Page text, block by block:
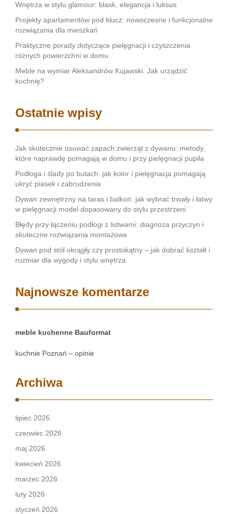
Wnętrza w stylu glamour: blask, elegancja i luksus
Projekty apartamentów pod klucz: nowoczesne i funkcjonalne
rozwiązania dla mieszkań
Praktyczne porady dotyczące pielęgnacji i czyszczenia
różnych powierzchni w domu
Meble na wymiar Aleksandrów Kujawski. Jak urządzić
kuchnię?
Ostatnie wpisy
Jak skutecznie usuwać zapach zwierząt z dywanu: metody,
które naprawdę pomagają w domu i przy pielęgnacji pupila
Podłoga i ślady po butach: jak kolor i pielęgnacja pomagają
ukryć piasek i zabrudzenia
Dywan zewnętrzny na taras i balkon: jak wybrać trwały i łatwy
w pielęgnacji model dopasowany do stylu przestrzeni
Błędy przy łączeniu podłogi z listwami: diagnoza przyczyn i
skuteczne rozwiązania montażowe
Dywan pod stół okrągły czy prostokątny – jak dobrać kształt i
rozmiar dla wygody i stylu wnętrza
Najnowsze komentarze
meble kuchenne Bauformat
kuchnie Poznań – opinie
Archiwa
lipiec 2026
czerwiec 2026
maj 2026
kwiecień 2026
marzec 2026
luty 2026
styczeń 2026